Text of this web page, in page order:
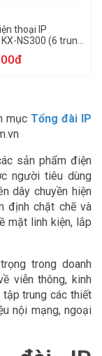
thoại IP
NS300 (6 trung
mục Tổng đài IP
sản phẩm điện
người tiêu dùng
dây chuyền hiện
định chặt chẽ và
mặt linh kiện, lắp
trong doanh
viễn thông, kinh
tập trung các thiết
nội mạng, ngoại